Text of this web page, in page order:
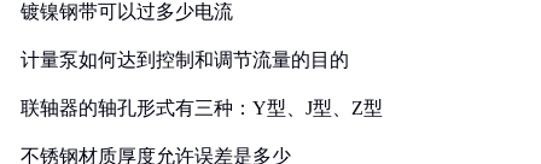
镀镍钢带可以过多少电流
计量泵如何达到控制和调节流量的目的
联轴器的轴孔形式有三种：Y型、J型、Z型
不锈钢材质厚度允许误差是多少